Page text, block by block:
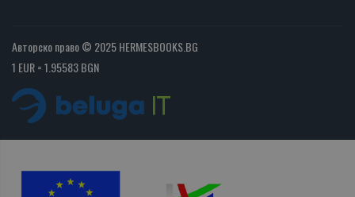
Авторско право © 2025 HERMESBOOKS.BG
1 EUR = 1.95583 BGN